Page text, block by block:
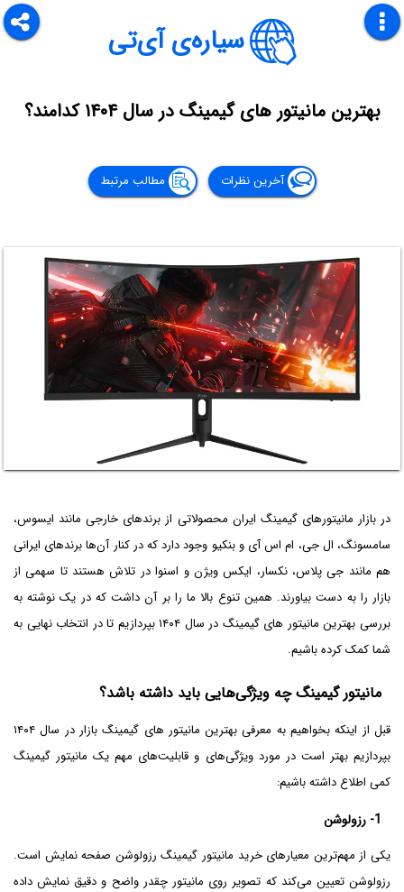
سیاره‌ی آی‌تی
بهترین مانیتور های گیمینگ در سال ۱۴۰۴ کدامند؟
آخرین نظرات مطالب مرتبط
در بازار مانیتورهای گیمینگ ایران محصولاتی از برندهای خارجی مانند ایسوس،
سامسونگ، ال جی، ام اس آی و بنکیو وجود دارد که در کنار آن‌ها برندهای ایرانی
هم مانند جی پلاس، نکسار، ایکس ویژن و اسنوا در تلاش هستند تا سهمی از
بازار را به دست بیاورند. همین تنوع بالا ما را بر آن داشت که در یک نوشته به
بررسی بهترین مانیتور های گیمینگ در سال ۱۴۰۴ بپردازیم تا در انتخاب نهایی به
شما کمک کرده باشیم.
مانیتور گیمینگ چه ویژگی‌هایی باید داشته باشد؟
قبل از اینکه بخواهیم به معرفی بهترین مانیتور های گیمینگ بازار در سال ۱۴۰۴
بپردازیم بهتر است در مورد ویژگی‌های و قابلیت‌های مهم یک مانیتور گیمینگ
کمی اطلاع داشته باشیم:
1- رزولوشن
یکی از مهم‌ترین معیارهای خرید مانیتور گیمینگ رزولوشن صفحه نمایش است.
رزولوشن تعیین می‌کند که تصویر روی مانیتور چقدر واضح و دقیق نمایش داده